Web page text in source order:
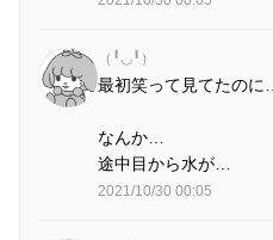
（╹◡╹）
最初笑って見てたのに…
なんか…
途中目から水が…
2021/10/30 00:05